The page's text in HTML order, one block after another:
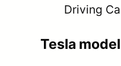
Driving
Tesla